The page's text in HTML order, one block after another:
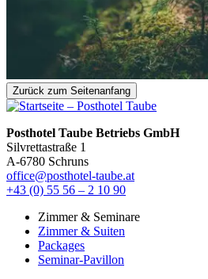
Zurück zum Seitenanfang
Posthotel Taube Betriebs GmbH
Silvrettastraße 1
A-6780 Schruns
office@posthotel-taube.at
+43 (0) 55 56 – 2 10 90
Zimmer & Seminare
Zimmer & Suiten
Packages
Seminar-Pavillon